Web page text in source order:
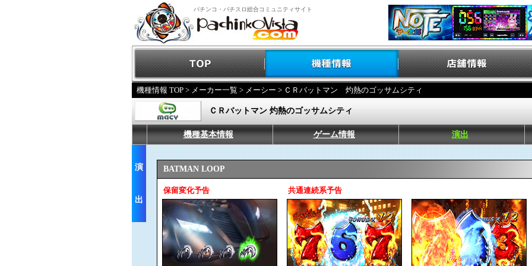
パチンコ・パチスロ総合コミュニティサイト
機種情報 TOP > メーカー一覧 > メーシー > ＣＲバットマン 灼熱のゴッサムシティ
ＣＲバットマン 灼熱のゴッサムシティ
機種基本情報 ゲーム情報 演出
演
出
BATMAN LOOP
保留変化予告 共通連続系予告